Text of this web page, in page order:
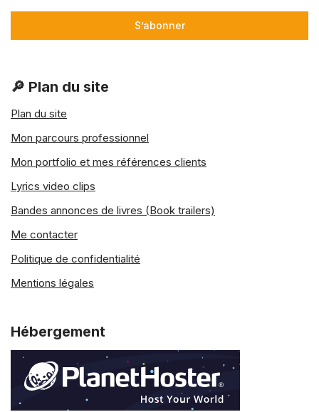
S’abonner
🔎 Plan du site
Plan du site
Mon parcours professionnel
Mon portfolio et mes références clients
Lyrics video clips
Bandes annonces de livres (Book trailers)
Me contacter
Politique de confidentialité
Mentions légales
Hébergement